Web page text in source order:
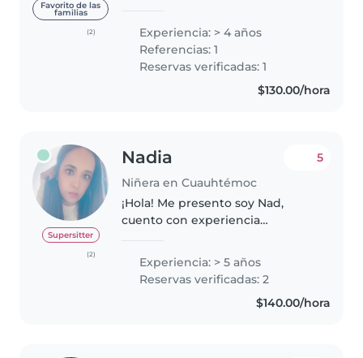
Favorito de las
familias
(2)
trabajo dentro de una agencia
de niñera𝗌 𝖺𝗊𝗎𝗂 𝖾𝗇 𝗅𝖺 𝖱𝗂𝗏𝗂𝖾𝗋𝖺
𝗆𝖺𝗒𝖺. Como persona soy
responsable,..
Experiencia: > 4 años
Referencias: 1
Reservas verificadas: 1
$130.00/hora
Supersitter
(2)
Nadia
Niñera en Cuauhtémoc
5
¡Hola! Me presento soy Nad,
cuento con experiencia
me toco cuidar a mis sobrinas,
amo las mascotas, actualemente
Experiencia: > 5 años
Reservas verificadas: 2
$140.00/hora